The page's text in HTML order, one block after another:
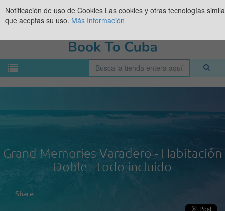
Grand Memories Varadero - Habitación
Doble - todo incluido
Share
Notificación de uso de Cookies Las cookies y otras tecnologías
que aceptas su uso. Más Información